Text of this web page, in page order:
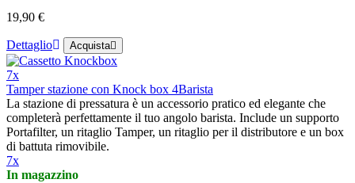
19,90 €
Dettaglio Acquista
7x
Tamper stazione con Knock box 4Barista
La stazione di pressatura è un accessorio pratico ed elegante che
completerà perfettamente il tuo angolo barista. Include un supporto
Portafilter, un ritaglio Tamper, un ritaglio per il distributore e un box
di battuta rimovibile.
7x
In magazzino